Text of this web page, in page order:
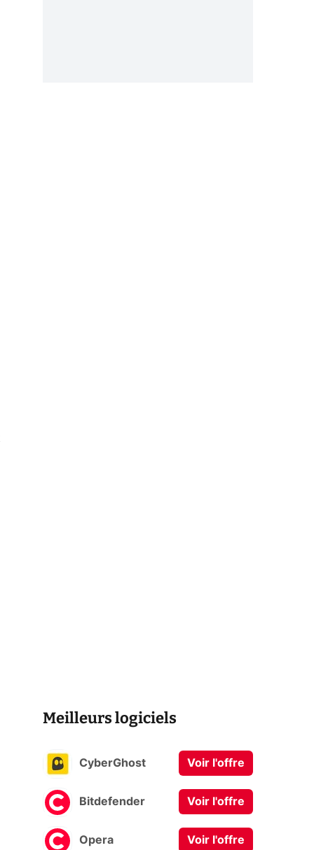
Meilleurs logiciels
CyberGhost Voir l'offre
Bitdefender Voir l'offre
Opera Voir l'offre